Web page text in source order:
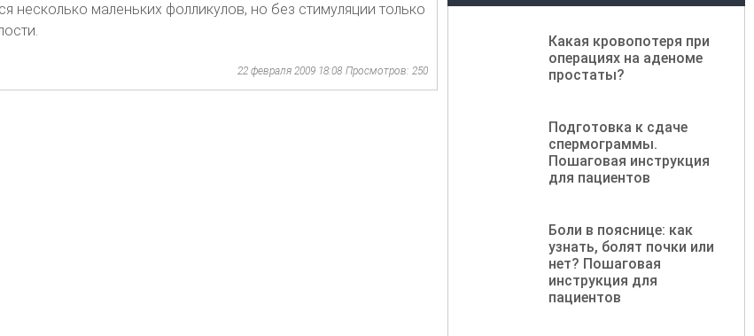
несколько маленьких фолликулов, но без стимуляции только
22 февраля 2009 18:08 Просмотров: 250
Какая кровопотеря при
операциях на аденоме
простаты?
Подготовка к сдаче
спермограммы.
Пошаговая инструкция
для пациентов
Боли в пояснице: как
узнать, болят почки или
нет? Пошаговая
инструкция для
пациентов